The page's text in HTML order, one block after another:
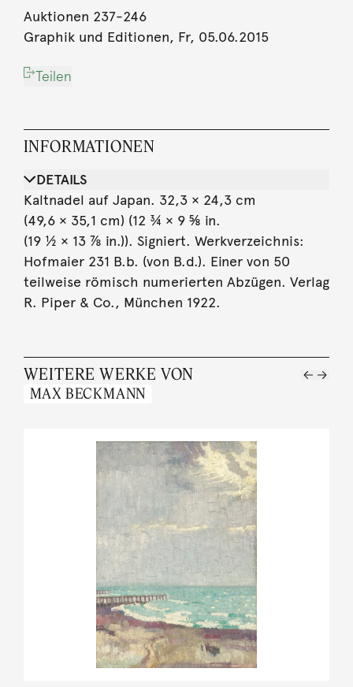
Auktionen 237-246
Graphik und Editionen, Fr, 05.06.2015
Teilen
INFORMATIONEN
DETAILS
Kaltnadel auf Japan. 32,3 × 24,3 cm
(49,6 × 35,1 cm) (12 ¾ × 9 ⅝ in.
(19 ½ × 13 ⅞ in.)). Signiert. Werkverzeichnis:
Hofmaier 231 B.b. (von B.d.). Einer von 50
teilweise römisch numerierten Abzügen. Verlag
R. Piper & Co., München 1922.
WEITERE WERKE VON
MAX BECKMANN